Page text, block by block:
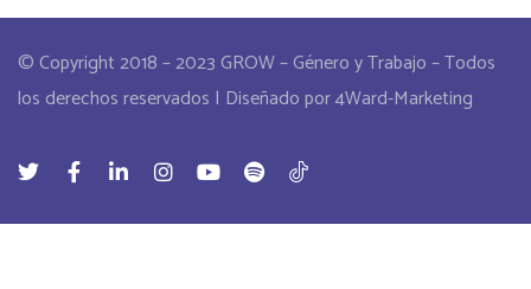
© Copyright 2018 – 2023 GROW – Género y Trabajo – Todos
los derechos reservados | Diseñado por 4Ward-Marketing